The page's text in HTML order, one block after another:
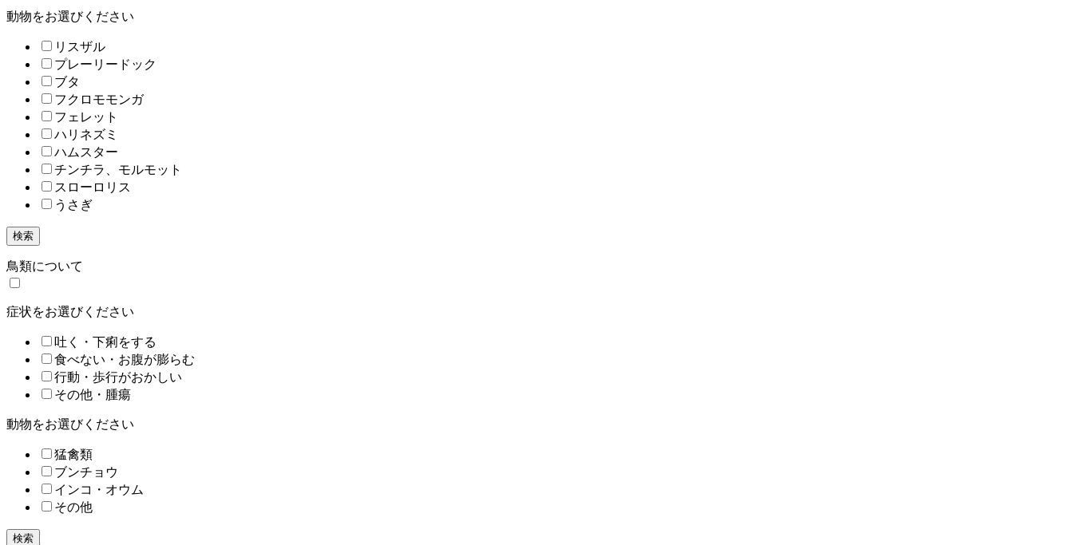
動物をお選びください
リスザル
プレーリードック
ブタ
フクロモモンガ
フェレット
ハリネズミ
ハムスター
チンチラ、モルモット
スローロリス
うさぎ
検索
鳥類について
症状をお選びください
吐く・下痢をする
食べない・お腹が膨らむ
行動・歩行がおかしい
その他・腫瘍
動物をお選びください
猛禽類
ブンチョウ
インコ・オウム
その他
検索